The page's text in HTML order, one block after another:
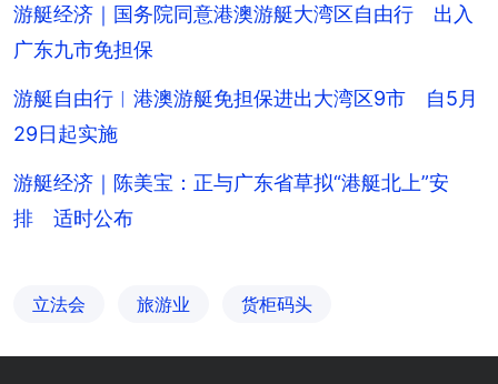
游艇经济｜国务院同意港澳游艇大湾区自由行 出入
广东九市免担保
游艇自由行︱港澳游艇免担保进出大湾区9市 自5月
29日起实施
游艇经济｜陈美宝：正与广东省草拟“港艇北上”安
排 适时公布
立法会 旅游业 货柜码头